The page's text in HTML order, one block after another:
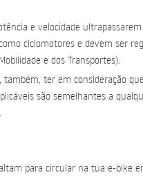
e velocidade
ciclomotores e devem ser
e dos Transportes).
também, ter em consideração
são semelhantes a
para circular na tua e-bike